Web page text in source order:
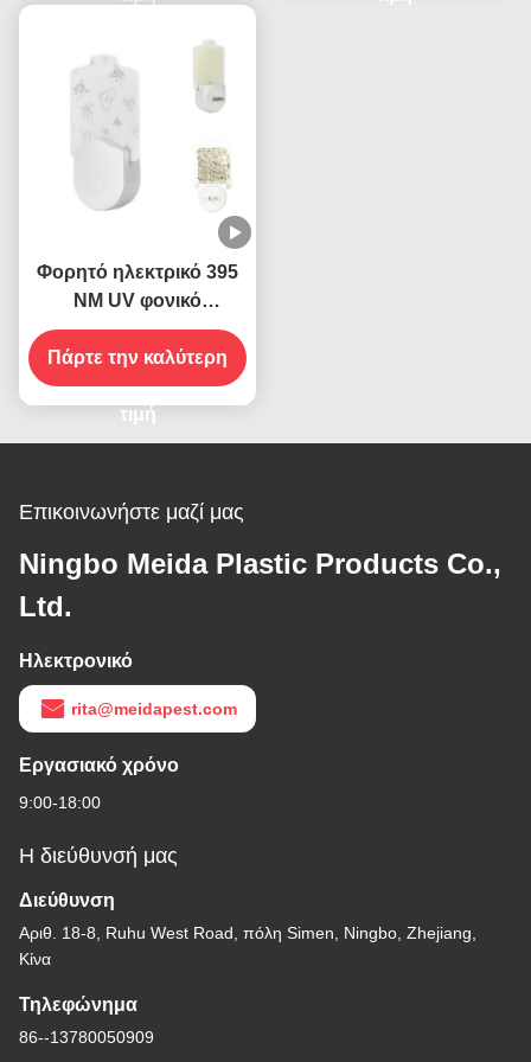
Φορητό ηλεκτρικό 395
ΝΜ UV φονικό
κουνουπιών Φωτήρα
ιπτάμενων εντόμων
Φονικός αλιέας
Πάρτε την καλύτερη
τιμή
Επικοινωνήστε μαζί μας
Ningbo Meida Plastic Products Co.,
Ltd.
Ηλεκτρονικό
rita@meidapest.com
Εργασιακό χρόνο
9:00-18:00
Η διεύθυνσή μας
Διεύθυνση
Αριθ. 18-8, Ruhu West Road, πόλη Simen, Ningbo, Zhejiang,
Κίνα
Τηλεφώνημα
86--13780050909